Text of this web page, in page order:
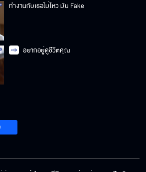
ทำงานกับเธอไม่ไหว มัน Fake
อยากอยู่ดูชีวิตคุณ